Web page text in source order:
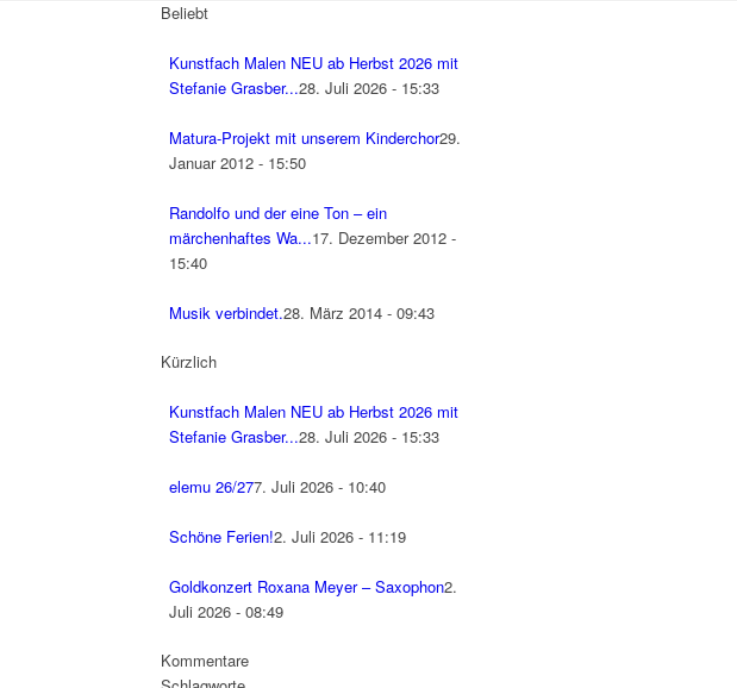
Beliebt
Kunstfach Malen NEU ab Herbst 2026 mit
Stefanie Grasber...28. Juli 2026 - 15:33
Matura-Projekt mit unserem Kinderchor29.
Januar 2012 - 15:50
Randolfo und der eine Ton – ein
märchenhaftes Wa...17. Dezember 2012 -
15:40
Musik verbindet.28. März 2014 - 09:43
Kürzlich
Kunstfach Malen NEU ab Herbst 2026 mit
Stefanie Grasber...28. Juli 2026 - 15:33
elemu 26/277. Juli 2026 - 10:40
Schöne Ferien!2. Juli 2026 - 11:19
Goldkonzert Roxana Meyer – Saxophon2.
Juli 2026 - 08:49
Kommentare